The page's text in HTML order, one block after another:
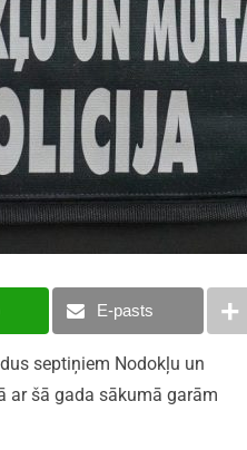
E-pasts
septiņiem Nodokļu un
ar šā gada sākumā garām